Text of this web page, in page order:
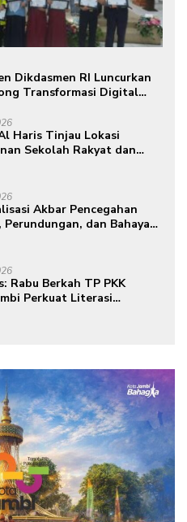
Dikdasmen RI Luncurkan
Transformasi Digital
Haris Tinjau Lokasi
Sekolah Rakyat dan
Akbar Pencegahan
Perundungan, dan Bahaya
sudah ada di tangan”
Rabu Berkah TP PKK
Perkuat Literasi